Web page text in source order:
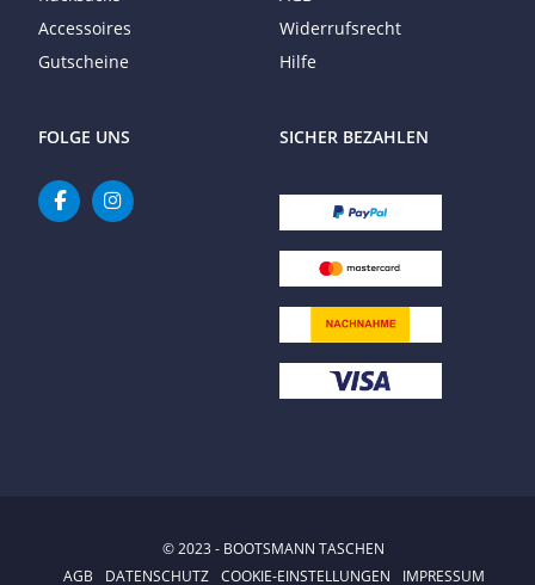
Accessoires
Gutscheine
Widerrufsrecht
Hilfe
FOLGE UNS SICHER BEZAHLEN
© 2023 - BOOTSMANN TASCHEN
AGB
DATENSCHUTZ COOKIE-EINSTELLUNGEN IMPRESSUM